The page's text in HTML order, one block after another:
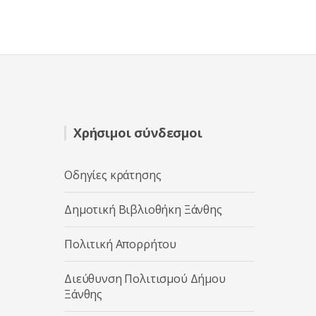
Χρήσιμοι σύνδεσμοι
Οδηγίες κράτησης
Δημοτική Βιβλιοθήκη Ξάνθης
Πολιτική Απορρήτου
Διεύθυνση Πολιτισμού Δήμου
Ξάνθης